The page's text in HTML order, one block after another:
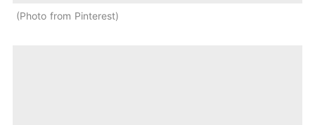
Photo from Pinterest